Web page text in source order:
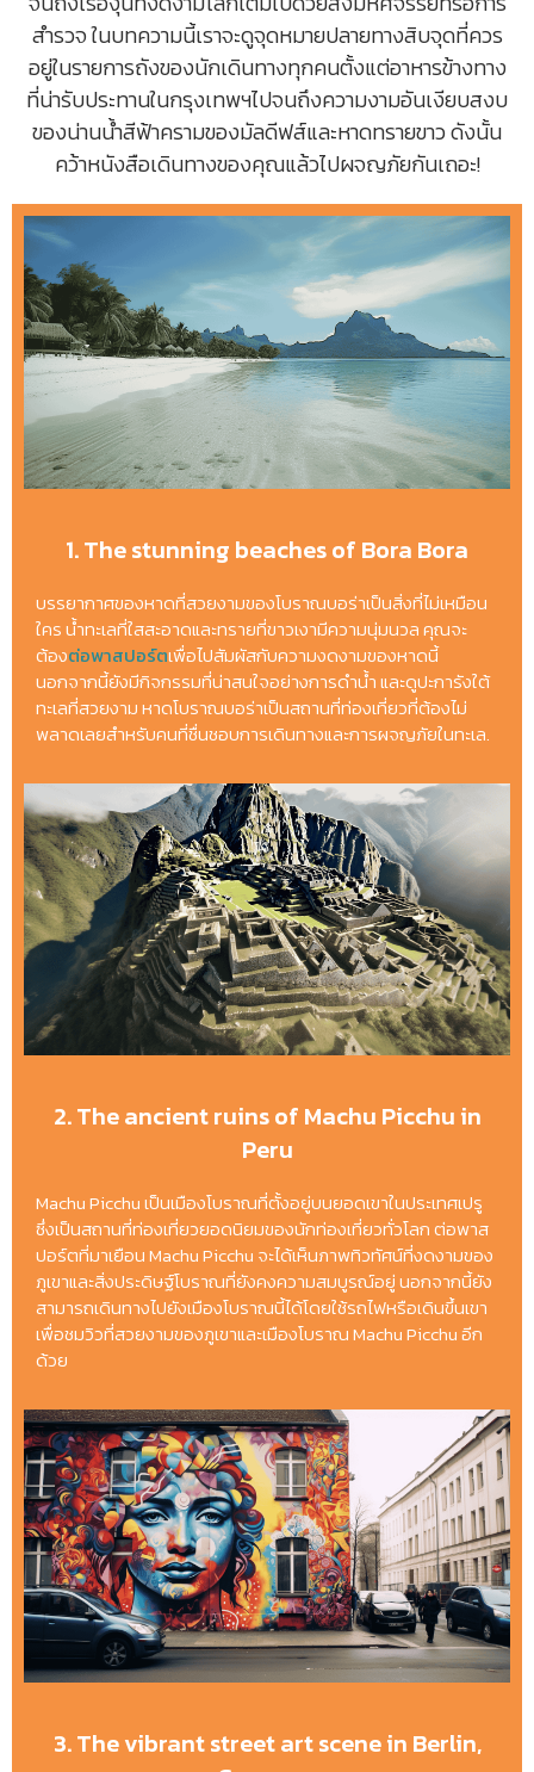
สำรวจ ในบทความนี้เราจะดูจุดหมายปลายทางสิบจุดที่ควร
อยู่ในรายการถังของนักเดินทางทุกคนตั้งแต่อาหารข้างทาง
ที่น่ารับประทานในกรุงเทพฯไปจนถึงความงามอันเงียบสงบ
ของน่านน้ำสีฟ้าครามของมัลดีฟส์และหาดทรายขาว ดังนั้น
คว้าหนังสือเดินทางของคุณแล้วไปผจญภัยกันเถอะ!
1. The stunning beaches of Bora Bora
บรรยากาศของหาดที่สวยงามของโบราณบอร่าเป็นสิ่งที่ไม่เหมือน
ใคร น้ำทะเลที่ใสสะอาดและทรายที่ขาวเงามีความนุ่มนวล คุณจะ
ต้องต่อพาสปอร์ตเพื่อไปสัมผัสกับความงดงามของหาดนี้
นอกจากนี้ยังมีกิจกรรมที่น่าสนใจอย่างการดำน้ำ และดูปะการังใต้
ทะเลที่สวยงาม หาดโบราณบอร่าเป็นสถานที่ท่องเที่ยวที่ต้องไม่
พลาดเลยสำหรับคนที่ชื่นชอบการเดินทางและการผจญภัยในทะเล.
2. The ancient ruins of Machu Picchu in
Peru
Machu Picchu เป็นเมืองโบราณที่ตั้งอยู่บนยอดเขาในประเทศเปรู
ซึ่งเป็นสถานที่ท่องเที่ยวยอดนิยมของนักท่องเที่ยวทั่วโลก ต่อพาส
ปอร์ตที่มาเยือน Machu Picchu จะได้เห็นภาพทิวทัศน์ที่งดงามของ
ภูเขาและสิ่งประดิษฐ์โบราณที่ยังคงความสมบูรณ์อยู่ นอกจากนี้ยัง
สามารถเดินทางไปยังเมืองโบราณนี้ได้โดยใช้รถไฟหรือเดินขึ้นเขา
เพื่อชมวิวที่สวยงามของภูเขาและเมืองโบราณ Machu Picchu อีก
ด้วย
3. The vibrant street art scene in Berlin,